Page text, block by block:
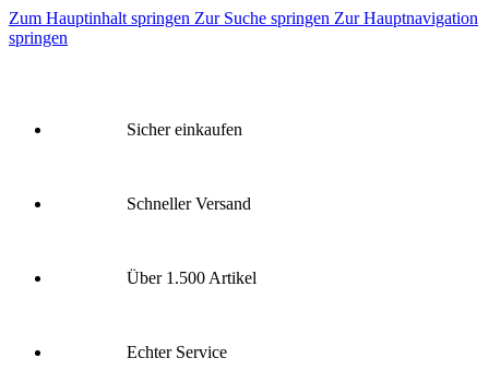
Zum Hauptinhalt springen Zur Suche springen Zur Hauptnavigation
springen
Sicher einkaufen
Schneller Versand
Über 1.500 Artikel
Echter Service